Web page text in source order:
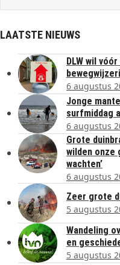
LAATSTE NIEUWS
DLW wil
6 augustus
Jonge
surfmiddag
6 augustus
Grote
wilden onze
wachten’
6 augustus
Zeer grote
5 augustus
Wandeling
en
5 augustus